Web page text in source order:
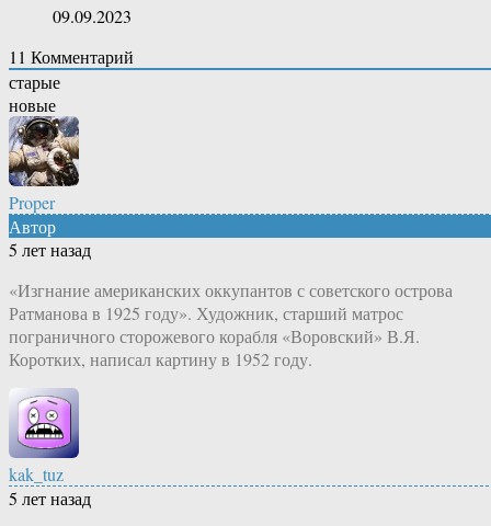
09.09.2023
11 Комментарий
старые
новые
Proper
Автор
5 лет назад
«Изгнание американских оккупантов с советского острова
Ратманова в 1925 году». Художник, старший матрос
пограничного сторожевого корабля «Воровский» В.Я.
Коротких, написал картину в 1952 году.
kak_tuz
5 лет назад